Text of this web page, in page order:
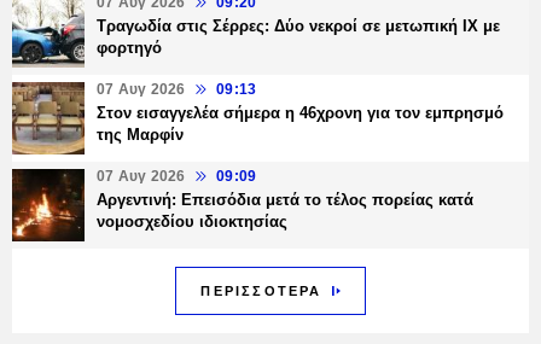
Τραγωδία στις Σέρρες: Δύο νεκροί σε μετωπική ΙΧ με
φορτηγό
07 Αυγ 2026 09:13
Στον εισαγγελέα σήμερα η 46χρονη για τον εμπρησμό
της Μαρφίν
07 Αυγ 2026 09:09
Αργεντινή: Επεισόδια μετά το τέλος πορείας κατά
νομοσχεδίου ιδιοκτησίας
ΠΕΡΙΣΣΟΤΕΡΑ